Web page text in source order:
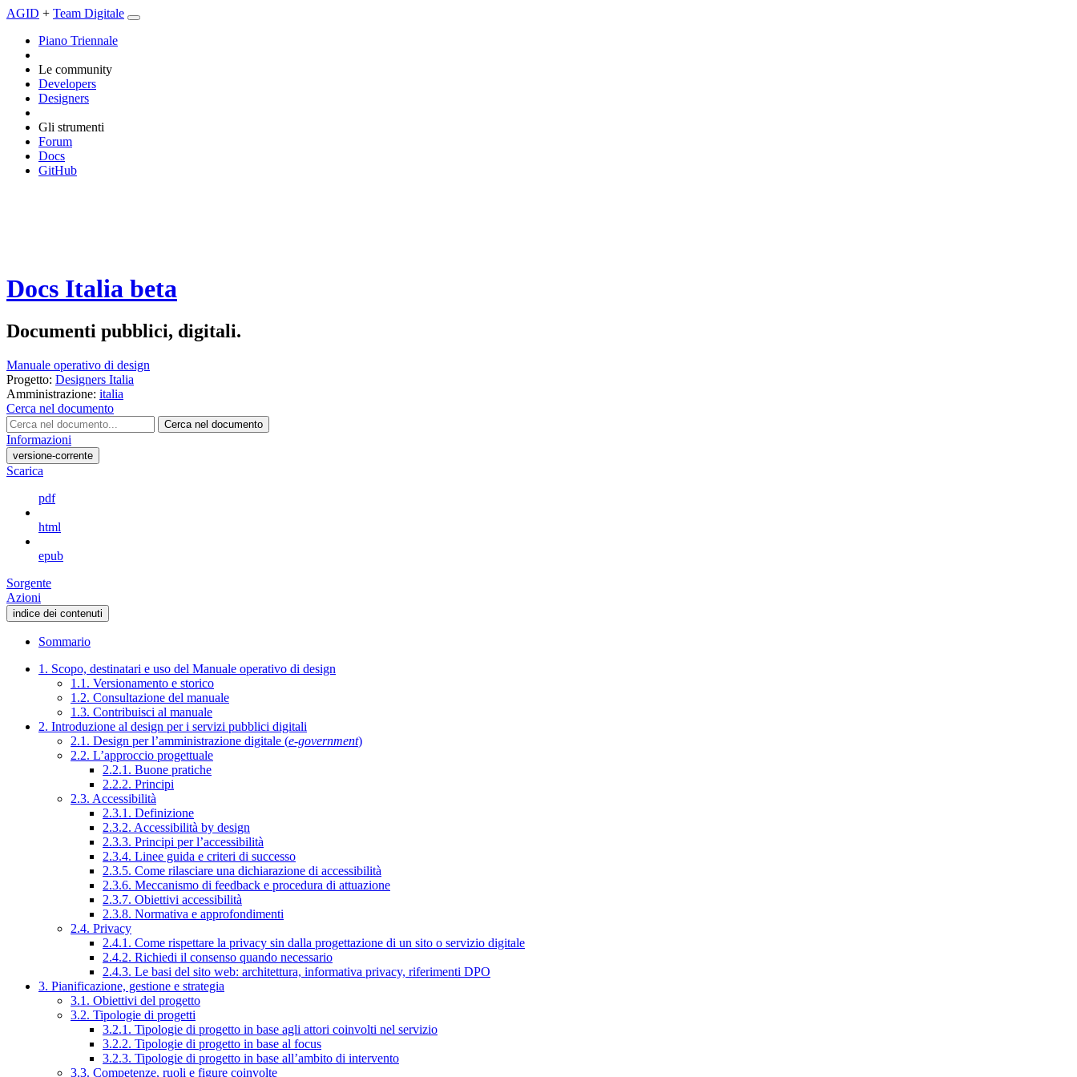
AGID + Team Digitale
Piano Triennale
Le community
Developers
Designers
Gli strumenti
Forum
Docs
GitHub
Docs Italia beta
Documenti pubblici, digitali.
Manuale operativo di design
Progetto: Designers Italia
Amministrazione: italia
Cerca nel documento
Cerca nel documento
Informazioni
versione-corrente
Scarica
pdf
html
epub
Sorgente
Azioni
indice dei contenuti
Sommario
1. Scopo, destinatari e uso del Manuale operativo di design
1.1. Versionamento e storico
1.2. Consultazione del manuale
1.3. Contribuisci al manuale
2. Introduzione al design per i servizi pubblici digitali
2.1. Design per l’amministrazione digitale (e-government)
2.2. L’approccio progettuale
2.2.1. Buone pratiche
2.2.2. Principi
2.3. Accessibilità
2.3.1. Definizione
2.3.2. Accessibilità by design
2.3.3. Principi per l’accessibilità
2.3.4. Linee guida e criteri di successo
2.3.5. Come rilasciare una dichiarazione di accessibilità
2.3.6. Meccanismo di feedback e procedura di attuazione
2.3.7. Obiettivi accessibilità
2.3.8. Normativa e approfondimenti
2.4. Privacy
2.4.1. Come rispettare la privacy sin dalla progettazione di un sito o servizio digitale
2.4.2. Richiedi il consenso quando necessario
2.4.3. Le basi del sito web: architettura, informativa privacy, riferimenti DPO
3. Pianificazione, gestione e strategia
3.1. Obiettivi del progetto
3.2. Tipologie di progetti
3.2.1. Tipologie di progetto in base agli attori coinvolti nel servizio
3.2.2. Tipologie di progetto in base al focus
3.2.3. Tipologie di progetto in base all’ambito di intervento
3.3. Competenze, ruoli e figure coinvolte